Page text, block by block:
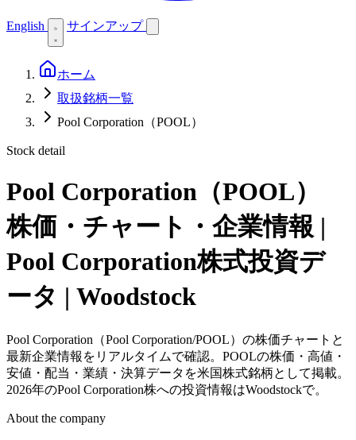
English サインアップ
ホーム
取扱銘柄一覧
Pool Corporation（POOL）
Stock detail
Pool Corporation（POOL）
株価・チャート・企業情報 |
Pool Corporation株式投資デ
ータ | Woodstock
Pool Corporation（Pool Corporation/POOL）の株価チャートと
最新企業情報をリアルタイムで確認。POOLの株価・高値・
安値・配当・業績・決算データを米国株式銘柄として掲載。
2026年のPool Corporation株への投資情報はWoodstockで。
About the company